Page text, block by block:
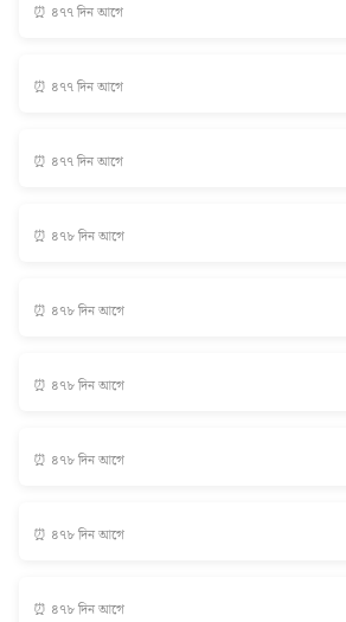
⏰ ৪৭৭ দিন আগে
⏰ ৪৭৭ দিন আগে
⏰ ৪৭৭ দিন আগে
⏰ ৪৭৮ দিন আগে
⏰ ৪৭৮ দিন আগে
⏰ ৪৭৮ দিন আগে
⏰ ৪৭৮ দিন আগে
⏰ ৪৭৮ দিন আগে
⏰ ৪৭৮ দিন আগে